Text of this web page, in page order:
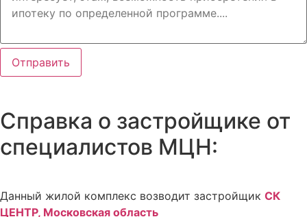
Отправить
Справка о застройщике от
специалистов МЦН:
Данный жилой комплекс возводит застройщик СК
ЦЕНТР, Московская область